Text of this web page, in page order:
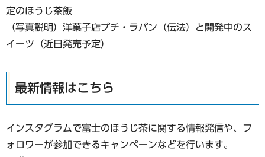
定のほうじ茶飯
（写真説明）洋菓子店プチ・ラパン（伝法）と開発中のス
イーツ（近日発売予定）
最新情報はこちら
インスタグラムで富士のほうじ茶に関する情報発信や、フ
ォロワーが参加できるキャンペーンなどを行います。